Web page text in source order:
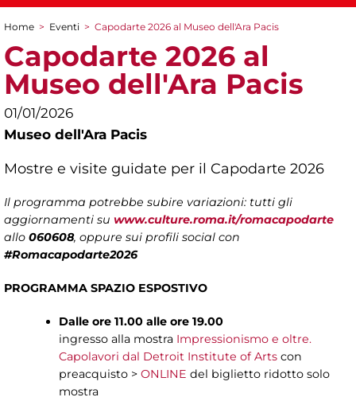
Tu sei qui
Home > Eventi > Capodarte 2026 al Museo dell'Ara Pacis
Capodarte 2026 al
Museo dell'Ara Pacis
01/01/2026
Museo dell'Ara Pacis
Mostre e visite guidate per il Capodarte 2026
Il programma potrebbe subire variazioni: tutti gli
aggiornamenti su www.culture.roma.it/romacapodarte
allo 060608, oppure sui profili social con
#Romacapodarte2026
PROGRAMMA SPAZIO ESPOSTIVO
Dalle ore 11.00 alle ore 19.00
ingresso alla mostra Impressionismo e oltre.
Capolavori dal Detroit Institute of Artscon
preacquisto > ONLINE del biglietto ridotto solo
mostra